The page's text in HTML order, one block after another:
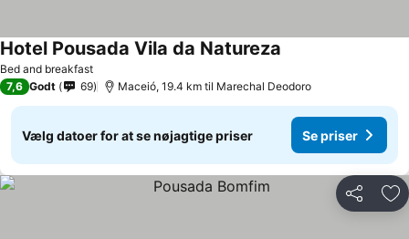
Bed and breakfast
Hotel Pousada Vila da Natureza
7,6 Godt 69 Maceió, 19.4 km til Marechal Deodoro
Vælg datoer for at se nøjagtige priser Se priser
Del